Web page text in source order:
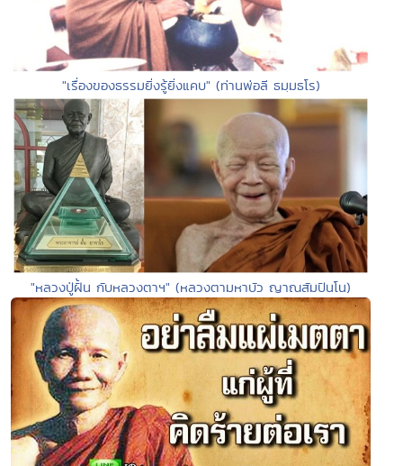
"เรื่องของธรรมยิ่งรู้ยิ่งแคบ" (ท่านพ่อลี ธมฺมธโร)
"หลวงปู่ฝั้น กับหลวงตาฯ" (หลวงตามหาบัว ญาณสัมปันโน)